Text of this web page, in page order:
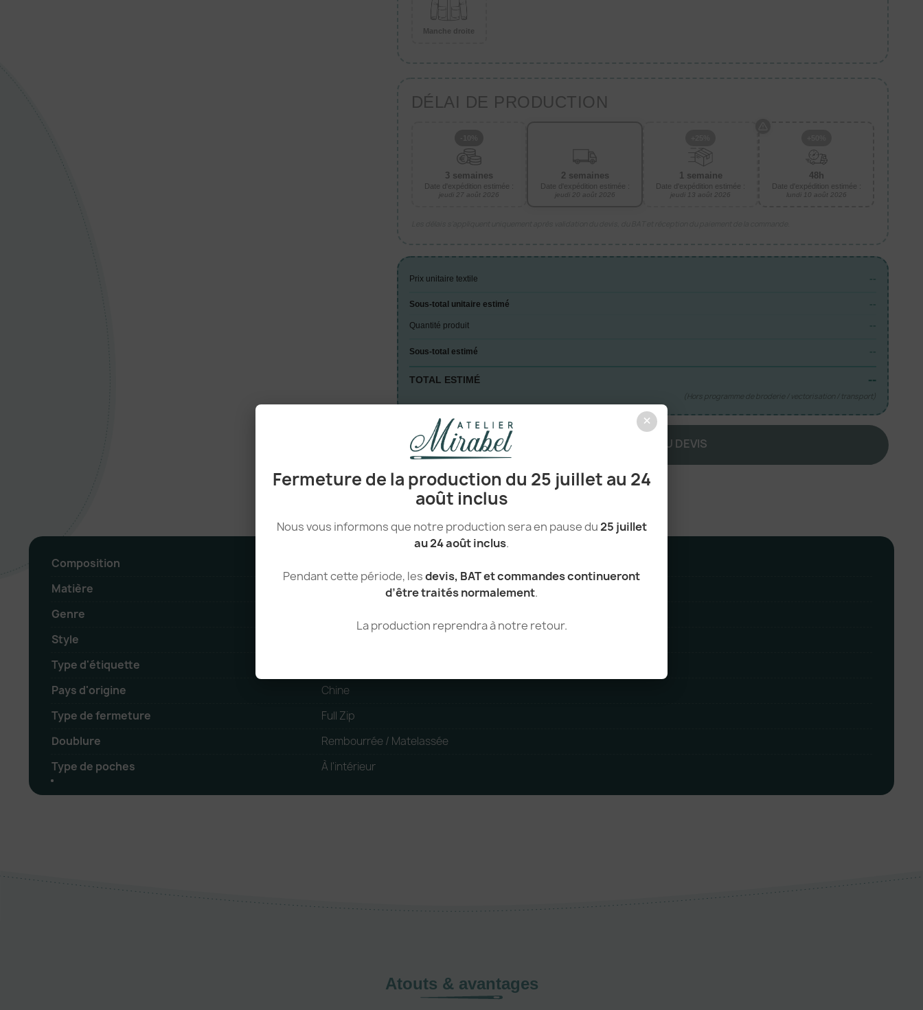
×
Fermeture de la production du 25 juillet au 24
août inclus
Nous vous informons que notre production sera en pause du25 juillet
au 24 août inclus.
Pendant cette période, lesdevis, BAT et commandes continueront
d’être traités normalement.
La production reprendra à notre retour.
Manche droite
DÉLAI DE PRODUCTION
3 semaines
Date d'expédition estimée :
jeudi 27 août 2026
2 semaines
Date d'expédition estimée :
jeudi 20 août 2026
1 semaine
Date d'expédition estimée :
jeudi 13 août 2026
48h
Date d'expédition estimée :
lundi 10 août 2026
Prix unitaire textile --
Sous-total unitaire estimé --
Quantité produit --
Sous-total estimé --
TOTAL ESTIMÉ --
(Hors programme de broderie / vectorisation / transport)
AJOUTER AU DEVIS
Composition
Matière
Genre
Style
Type d'étiquette
Pays d'origine
Chine
Type de fermeture
Full Zip
Doublure
Rembourrée / Matelassée
Type de poches
À l'intérieur
Atouts & avantages